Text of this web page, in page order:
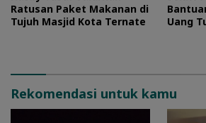
Ratusan Paket Makanan di
Tujuh Masjid Kota Ternate
Uang
Rekomendasi untuk kamu